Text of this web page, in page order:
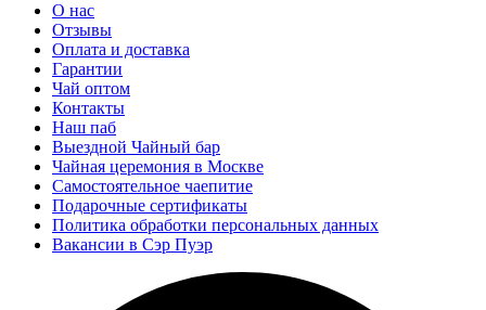
О нас
Отзывы
Оплата и доставка
Гарантии
Чай оптом
Контакты
Наш паб
Выездной Чайный бар
Чайная церемония в Москве
Самостоятельное чаепитие
Подарочные сертификаты
Политика обработки персональных данных
Вакансии в Сэр Пуэр